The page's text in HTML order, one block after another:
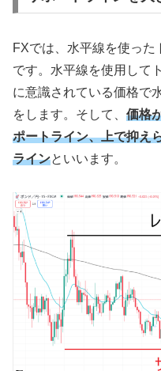
FXでは、水平線を使った
です。水平線を使用して
に意識されている価格で
をします。そして、 価格
ポートライン、上で抑え
ラインといいます。